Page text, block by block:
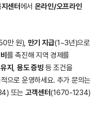
센터 에서 온라인/오프라인
만 원), 만기 지급(1~3년)으로
를 촉진해 지역 경제를
지 용도 증빙 등 조건을
으로 운영하세요. 추가 문의는
또는 고객센터(1670-1234)